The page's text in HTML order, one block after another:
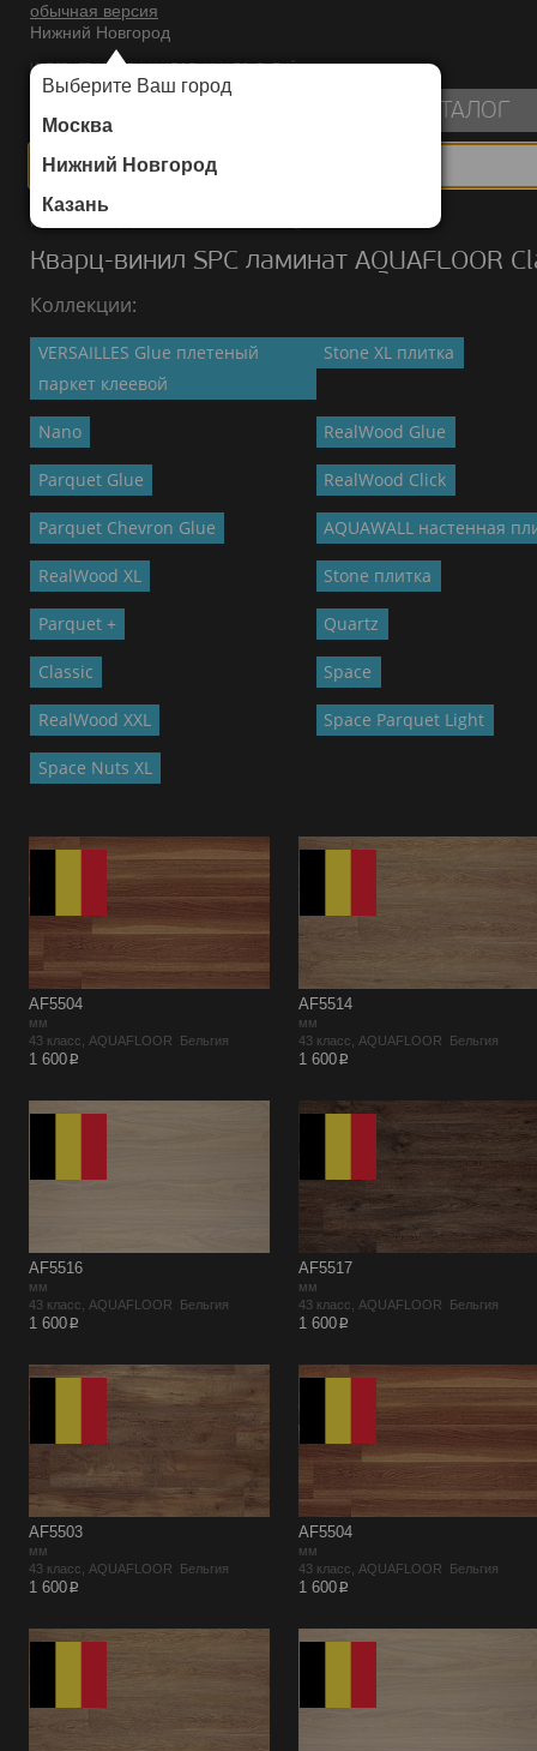
обычная версия
Нижний Новгород
Выберите Ваш город
Москва
Нижний Новгород
Казань
ИНТЕРНЕТ-МАГАЗИН НАПОЛЬНЫХ ПОКРЫТИЙ
КАТАЛОГ
Каталог
Кварц-винил SPC ламинат AQUAFLOOR
Коллекции:
VERSAILLES Glue плетеный
паркет клеевой
Stone XL плитка
Nano RealWood Glue
Parquet Glue RealWood Click
Parquet Chevron Glue AQUAWALL настенная
RealWood XL Stone плитка
Parquet + Quartz
Classic Space
RealWood XXL Space Parquet Light
Space Nuts XL
AF5504
мм
43 класс, AQUAFLOOR Бельгия
1 600p
AF5514
мм
43 класс, AQUAFLOOR Бельгия
1 600p
AF5516
мм
43 класс, AQUAFLOOR Бельгия
1 600p
AF5517
мм
43 класс, AQUAFLOOR Бельгия
1 600p
AF5503
мм
43 класс, AQUAFLOOR Бельгия
1 600p
AF5504
мм
43 класс, AQUAFLOOR Бельгия
1 600p